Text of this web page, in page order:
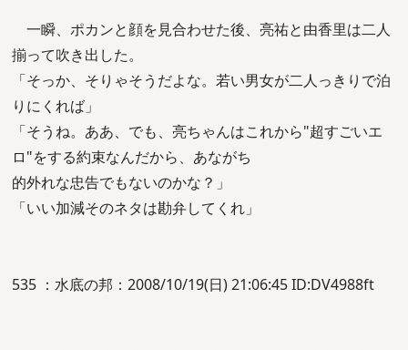
一瞬、ポカンと顔を見合わせた後、亮祐と由香里は二人
揃って吹き出した。
「そっか、そりゃそうだよな。若い男女が二人っきりで泊
りにくれば」
「そうね。ああ、でも、亮ちゃんはこれから"超すごいエ
ロ"をする約束なんだから、あながち
的外れな忠告でもないのかな？」
「いい加減そのネタは勘弁してくれ」
535 ：水底の邦：2008/10/19(日) 21:06:45 ID:DV4988ft